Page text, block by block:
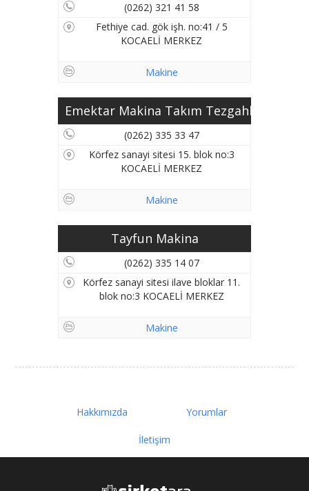
(0262) 321 41 58
Fethiye cad. gök işh. no:41 / 5
KOCAELİ MERKEZ
Makine
Emektar Makina Takım Tezgahl...
(0262) 335 33 47
Körfez sanayi sitesi 15. blok no:3
KOCAELİ MERKEZ
Makine
Tayfun Makina
(0262) 335 14 07
Körfez sanayi sitesi ilave bloklar 11.
blok no:3 KOCAELİ MERKEZ
Makine
Hakkımızda Yorumlar
İletişim